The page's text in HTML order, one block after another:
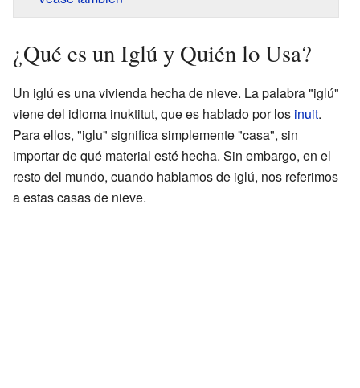
¿Qué es un Iglú y Quién lo Usa?
Un iglú es una vivienda hecha de nieve. La palabra "iglú"
viene del idioma inuktitut, que es hablado por los inuit.
Para ellos, "iglu" significa simplemente "casa", sin
importar de qué material esté hecha. Sin embargo, en el
resto del mundo, cuando hablamos de iglú, nos referimos
a estas casas de nieve.